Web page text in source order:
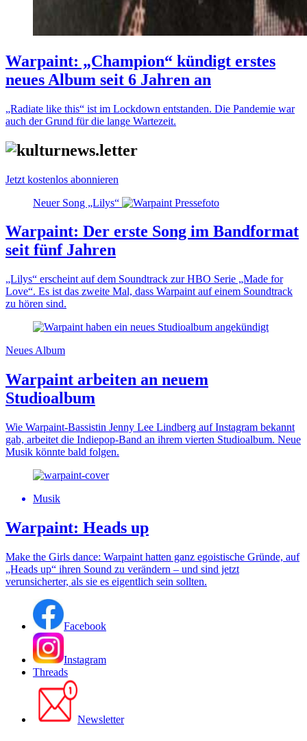
Warpaint: „Champion“ kündigt erstes
neues Album seit 6 Jahren an
„Radiate like this“ ist im Lockdown entstanden. Die Pandemie war
auch der Grund für die lange Wartezeit.
Jetzt kostenlos abonnieren
Neuer Song „Lilys“
Warpaint: Der erste Song im Bandformat
seit fünf Jahren
„Lilys“ erscheint auf dem Soundtrack zur HBO Serie „Made for
Love“. Es ist das zweite Mal, dass Warpaint auf einem Soundtrack
zu hören sind.
Neues Album
Warpaint arbeiten an neuem
Studioalbum
Wie Warpaint-Bassistin Jenny Lee Lindberg auf Instagram bekannt
gab, arbeitet die Indiepop-Band an ihrem vierten Studioalbum. Neue
Musik könnte bald folgen.
Musik
Warpaint: Heads up
Make the Girls dance: Warpaint hatten ganz egoistische Gründe, auf
„Heads up“ ihren Sound zu verändern – und sind jetzt
verunsicherter, als sie es eigentlich sein sollten.
Facebook
Instagram
Threads
Newsletter